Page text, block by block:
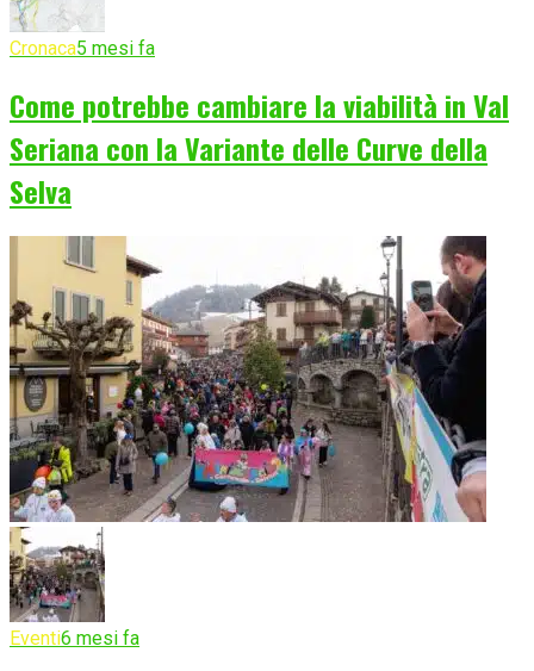
Cronaca5 mesi fa
Come potrebbe cambiare la viabilità in Val
Seriana con la Variante delle Curve della
Selva
Eventi6 mesi fa